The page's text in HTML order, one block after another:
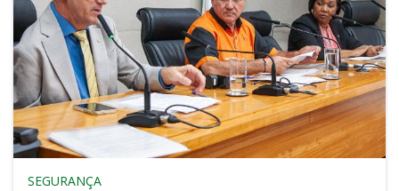
SEGURANÇA